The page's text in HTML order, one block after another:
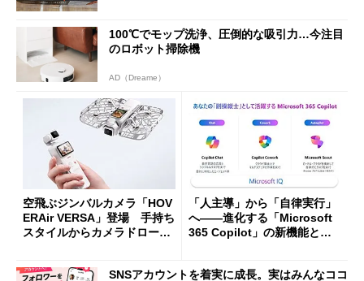
100℃でモップ洗浄、圧倒的な吸引力…今注目
のロボット掃除機
AD（Dreame）
空飛ぶジンバルカメラ「HOV
ERAir VERSA」登場 手持ち
スタイルからカメラドローン
「人主導」から「自律実行」
へ――進化する「Microsoft
365 Copilot」の新機能とエ
SNSアカウントを着実に成長。実はみんなココ